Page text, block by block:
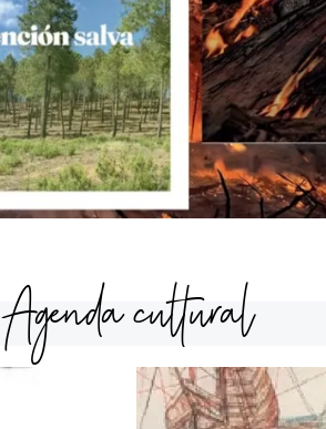
Agenda cultural